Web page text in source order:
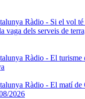
Ràdio - Si el vol té
vaga dels serveis de
Ràdio - El turisme
Ràdio - El matí de
2026